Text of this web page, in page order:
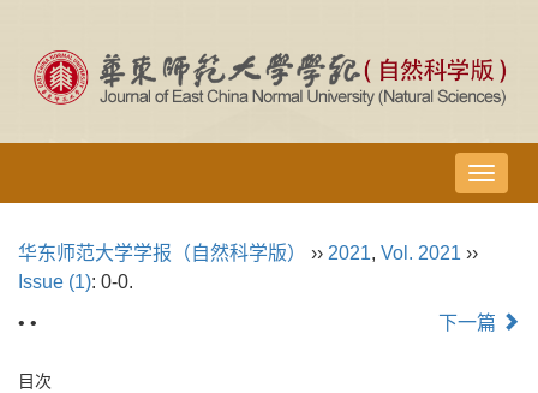
导
航
华东师范大学学报（自然科学版） ›› 2021, Vol. 2021 ››
Issue (1): 0-0.
• •
下一篇
目次